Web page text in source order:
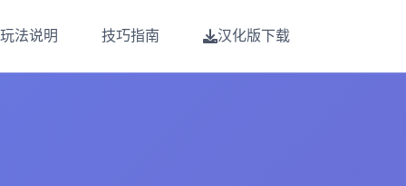
玩法说明 技巧指南 汉化版下载